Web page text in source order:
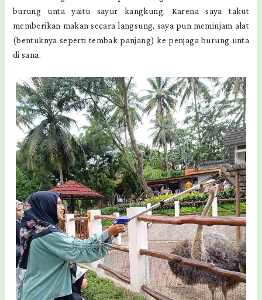
burung unta yaitu sayur kangkung. Karena saya takut
memberikan makan secara langsung, saya pun meminjam alat
(bentuknya seperti tembak panjang) ke penjaga burung unta
di sana.